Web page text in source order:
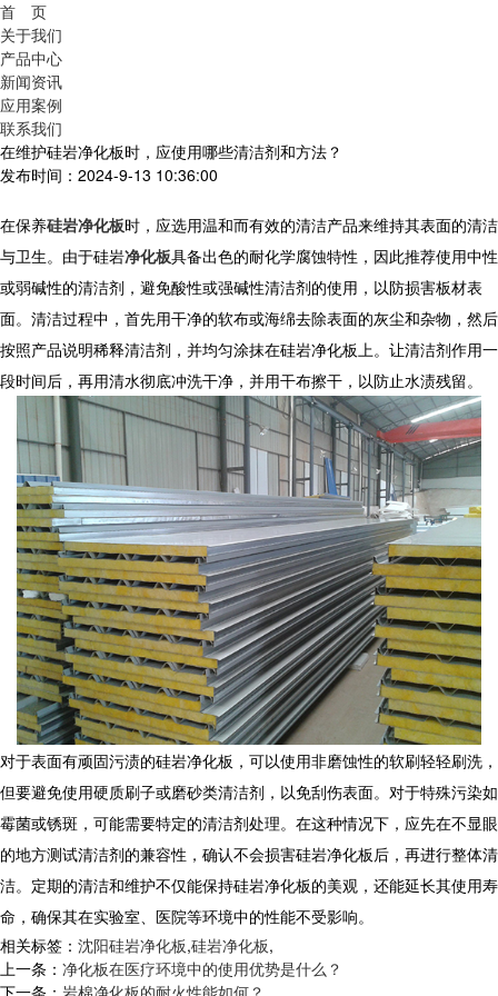
首 页
关于我们
产品中心
新闻资讯
应用案例
联系我们
在维护硅岩净化板时，应使用哪些清洁剂和方法？
发布时间：2024-9-13 10:36:00
在保养硅岩净化板时，应选用温和而有效的清洁产品来维持其表面的清洁
与卫生。由于硅岩净化板具备出色的耐化学腐蚀特性，因此推荐使用中性
或弱碱性的清洁剂，避免酸性或强碱性清洁剂的使用，以防损害板材表
面。清洁过程中，首先用干净的软布或海绵去除表面的灰尘和杂物，然后
按照产品说明稀释清洁剂，并均匀涂抹在硅岩净化板上。让清洁剂作用一
段时间后，再用清水彻底冲洗干净，并用干布擦干，以防止水渍残留。
对于表面有顽固污渍的硅岩净化板，可以使用非磨蚀性的软刷轻轻刷洗，
但要避免使用硬质刷子或磨砂类清洁剂，以免刮伤表面。对于特殊污染如
霉菌或锈斑，可能需要特定的清洁剂处理。在这种情况下，应先在不显眼
的地方测试清洁剂的兼容性，确认不会损害硅岩净化板后，再进行整体清
洁。定期的清洁和维护不仅能保持硅岩净化板的美观，还能延长其使用寿
命，确保其在实验室、医院等环境中的性能不受影响。
相关标签： 沈阳硅岩净化板,硅岩净化板,
上一条： 净化板在医疗环境中的使用优势是什么？
下一条： 岩棉净化板的耐火性能如何？